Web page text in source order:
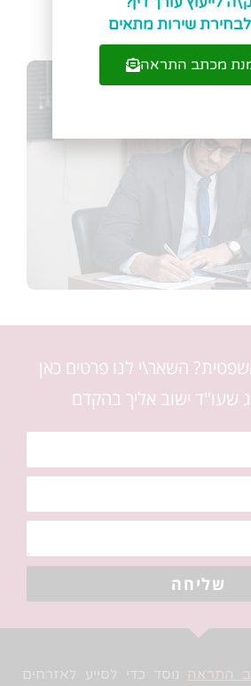
מהסתמכות על האמור.
השאר\י לנו פרטים כאן
שעו"ד ישוב אליך בהקדם
שליחה
התראה נוסד כדי לסייע לאזרחים
שירות מתאים
מכתב התראה